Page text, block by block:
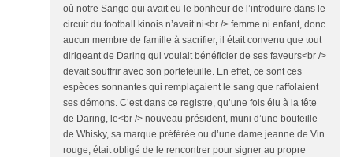
où notre Sango qui avait eu le bonheur de l’introduire dans le
circuit du football kinois n’avait ni<br /> femme ni enfant, donc
aucun membre de famille à sacrifier, il était convenu que tout
dirigeant de Daring qui voulait bénéficier de ses faveurs<br />
devait souffrir avec son portefeuille. En effet, ce sont ces
espèces sonnantes qui remplaçaient le sang que raffolaient
ses démons. C’est dans ce registre, qu’une fois élu à la tête
de Daring, le<br /> nouveau président, muni d’une bouteille
de Whisky, sa marque préférée ou d’une dame jeanne de Vin
rouge, était obligé de le rencontrer pour signer au propre